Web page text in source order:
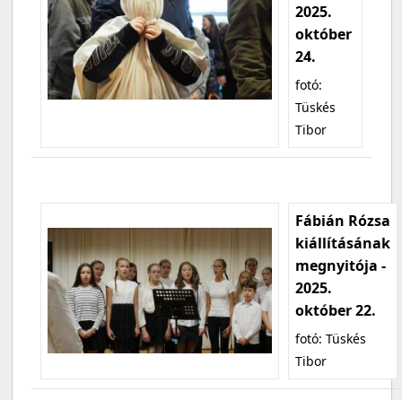
2025.
október
24.
fotó:
Tüskés
Tibor
Fábián Rózsa
kiállításának
megnyitója -
2025.
október 22.
fotó: Tüskés
Tibor